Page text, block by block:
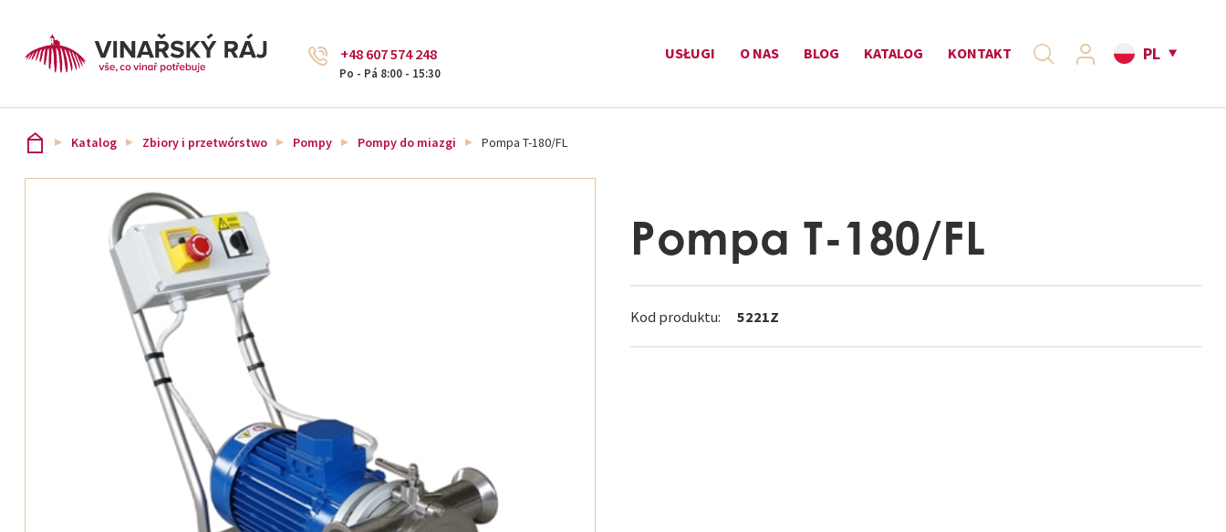
+48 607 574 248
Po - Pá 8:00 - 15:30
USŁUGI O NAS BLOG KATALOG KONTAKT PL
Katalog Zbiory i przetwórstwo Pompy Pompy do miazgi Pompa T-180/FL
Pompa T-180/FL
Kod produktu: 5221Z